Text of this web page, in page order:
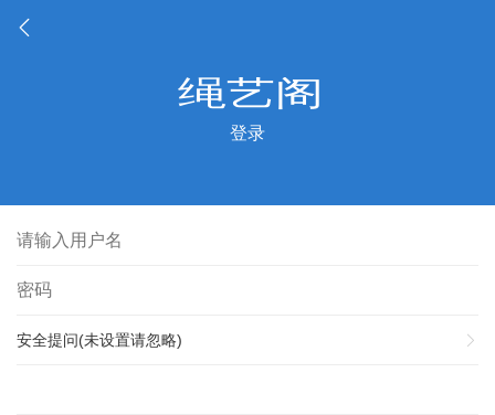
登录
安全提问(未设置请忽略)